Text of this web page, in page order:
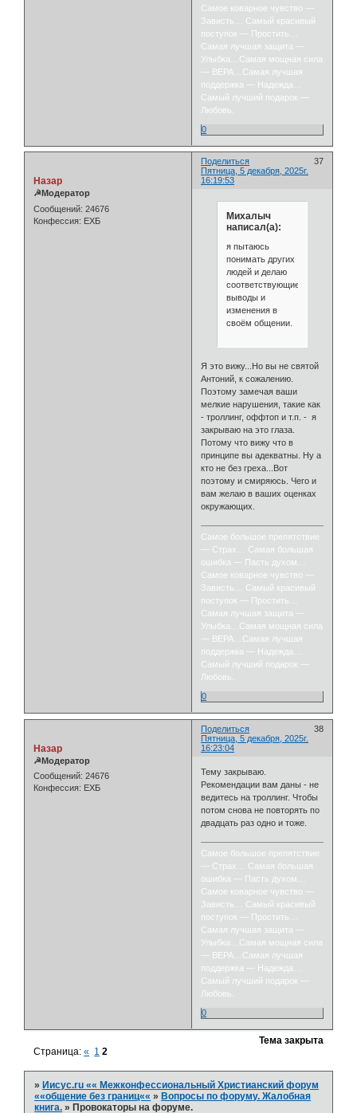
Самое коварное чувство —
Зависть… Самый красивый
поступок — Простить…
Самая лучшая защита —
Улыбка…Самая мощная сила
— ВЕРА…Самая лучшая
поддержка — Надежда…
Самый лучший подарок —
Любовь.
0
Поделиться
37
Пятница, 5 декабря, 2025г.
16:19:53
Назар
☭Модератор
Сообщений: 24676
Конфессия: ЕХБ
Михалыч
написал(а):
я пытаюсь
понимать других
людей и делаю
соответствующие
выводы и
изменения в
своём общении.
Я это вижу...Но вы не святой
Антоний, к сожалению.
Поэтому замечая ваши
мелкие нарушения, такие как
- троллинг, оффтоп и т.п. - я
закрываю на это глаза.
Потому что вижу что в
принципе вы адекватны. Ну а
кто не без греха...Вот
поэтому и смиряюсь. Чего и
вам желаю в ваших оценках
окружающих.
Самое большое препятствие
— Страх… Самая большая
ошибка — Пасть духом…
Самое коварное чувство —
Зависть… Самый красивый
поступок — Простить…
Самая лучшая защита —
Улыбка…Самая мощная сила
— ВЕРА…Самая лучшая
поддержка — Надежда…
Самый лучший подарок —
Любовь.
0
Поделиться
38
Пятница, 5 декабря, 2025г.
16:23:04
Назар
☭Модератор
Сообщений: 24676
Конфессия: ЕХБ
Тему закрываю.
Рекомендации вам даны - не
ведитесь на троллинг. Чтобы
потом снова не повторять по
двадцать раз одно и тоже.
Самое большое препятствие
— Страх… Самая большая
ошибка — Пасть духом…
Самое коварное чувство —
Зависть… Самый красивый
поступок — Простить…
Самая лучшая защита —
Улыбка…Самая мощная сила
— ВЕРА…Самая лучшая
поддержка — Надежда…
Самый лучший подарок —
Любовь.
0
Тема закрыта
Страница:« 1 2
» Иисус.ru «« Межконфессиональный Христианский форум
««общение без границ«« » Вопросы по форуму. Жалобная
книга. » Провокаторы на форуме.